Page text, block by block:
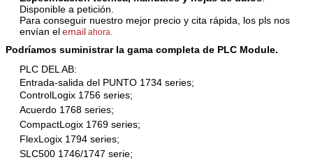
Disponible a petición.
Para conseguir nuestro mejor precio y cita rápida, los pls nos
envían elemail ahora.
Podríamos suministrar la gama completa de PLC Module.
PLC DEL AB:
Entrada-salida del PUNTO 1734 series;
ControlLogix 1756 series;
Acuerdo 1768 series;
CompactLogix 1769 series;
FlexLogix 1794 series;
SLC500 1746/1747 serie;